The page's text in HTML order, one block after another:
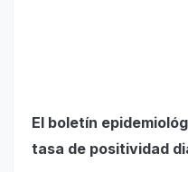
El boletín
tasa de positividad